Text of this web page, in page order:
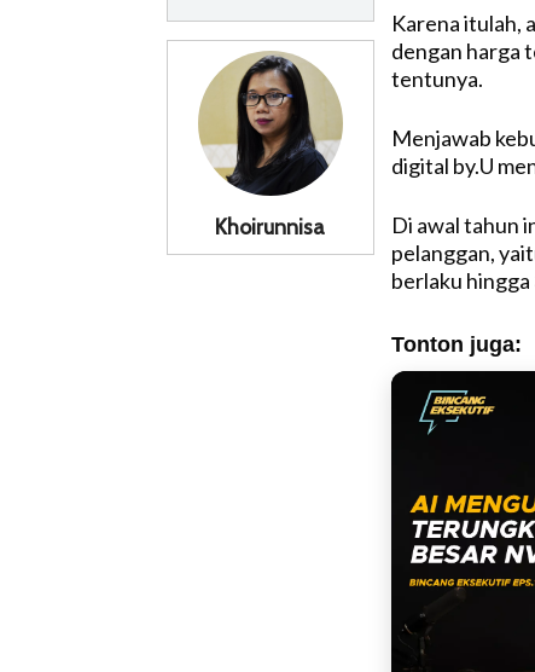
Khoirunnisa
Karena itulah,
dengan harga
tentunya.
Menjawab
digital by.U
Di awal tahun
pelanggan,
berlaku hingga
Tonton juga: